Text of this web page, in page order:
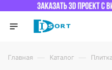
Главная — Каталог — Плитка